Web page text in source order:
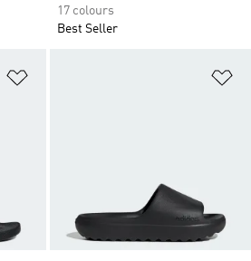
17 colours
Best Seller